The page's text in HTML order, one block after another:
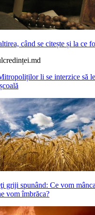
când se citește și la ce
li se interzice să
griji spunând: Ce vom
vom îmbrăca?